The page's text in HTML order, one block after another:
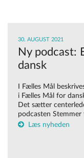
30. AUGUST 2021
Ny podcast:
dansk
I Fælles Mål
i Fælles Mål for
Det sætter
podcasten Stemmer
Læs nyheden